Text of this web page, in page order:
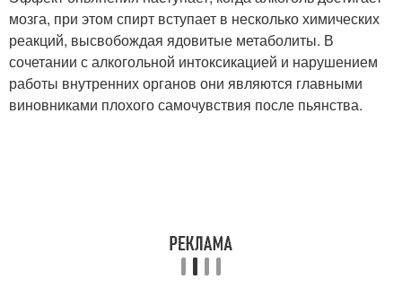
мозга, при этом спирт вступает в несколько химических
реакций, высвобождая ядовитые метаболиты. В
сочетании с алкогольной интоксикацией и нарушением
работы внутренних органов они являются главными
виновниками плохого самочувствия после пьянства.